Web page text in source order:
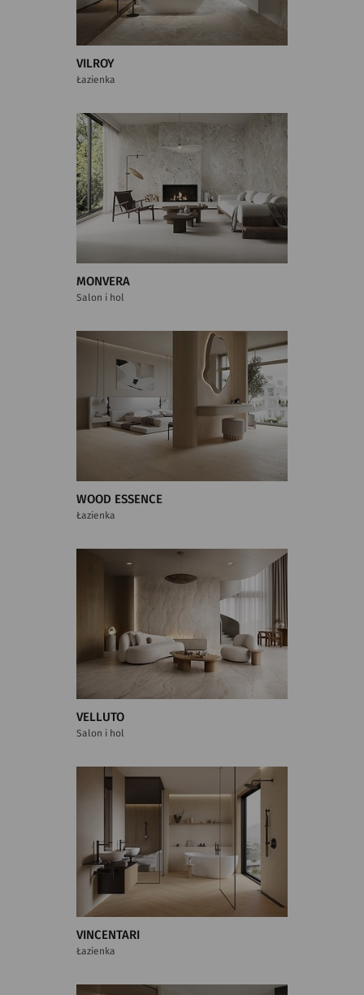
VILROY
Łazienka
MONVERA
Salon i hol
WOOD ESSENCE
Łazienka
VELLUTO
Salon i hol
VINCENTARI
Łazienka